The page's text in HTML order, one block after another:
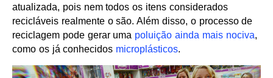
atualizada, pois nem todos os itens considerados
recicláveis realmente o são. Além disso, o processo de
reciclagem pode gerar uma poluição ainda mais nociva,
como os já conhecidos microplásticos.